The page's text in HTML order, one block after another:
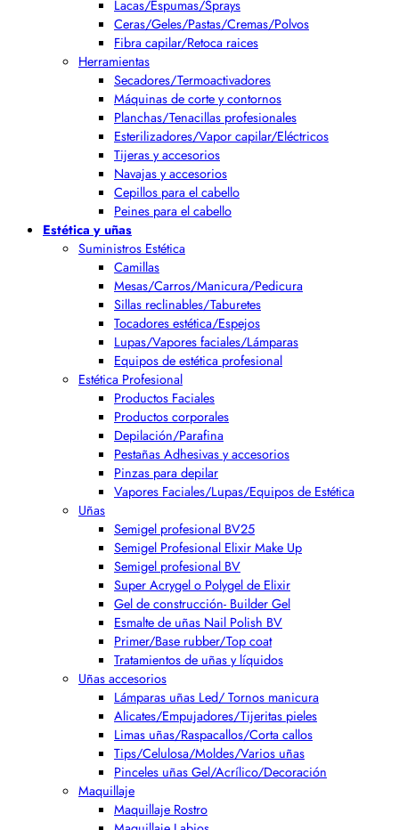
Lacas/Espumas/Sprays
Ceras/Geles/Pastas/Cremas/Polvos
Fibra capilar/Retoca raices
Herramientas
Secadores/Termoactivadores
Máquinas de corte y contornos
Planchas/Tenacillas profesionales
Esterilizadores/Vapor capilar/Eléctricos
Tijeras y accesorios
Navajas y accesorios
Cepillos para el cabello
Peines para el cabello
Estética y uñas
Suministros Estética
Camillas
Mesas/Carros/Manicura/Pedicura
Sillas reclinables/Taburetes
Tocadores estética/Espejos
Lupas/Vapores faciales/Lámparas
Equipos de estética profesional
Estética Profesional
Productos Faciales
Productos corporales
Depilación/Parafina
Pestañas Adhesivas y accesorios
Pinzas para depilar
Vapores Faciales/Lupas/Equipos de Estética
Uñas
Semigel profesional BV25
Semigel Profesional Elixir Make Up
Semigel profesional BV
Super Acrygel o Polygel de Elixir
Gel de construcción- Builder Gel
Esmalte de uñas Nail Polish BV
Primer/Base rubber/Top coat
Tratamientos de uñas y líquidos
Uñas accesorios
Lámparas uñas Led/ Tornos manicura
Alicates/Empujadores/Tijeritas pieles
Limas uñas/Raspacallos/Corta callos
Tips/Celulosa/Moldes/Varios uñas
Pinceles uñas Gel/Acrílico/Decoración
Maquillaje
Maquillaje Rostro